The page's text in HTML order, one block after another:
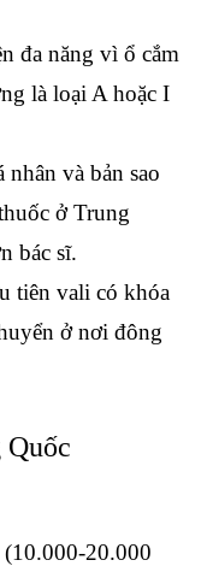
đa năng vì ổ cắm
là loại A hoặc I
và bản sao
ở Trung
bác sĩ.
tiên vali có khóa
ở nơi đông
20.000